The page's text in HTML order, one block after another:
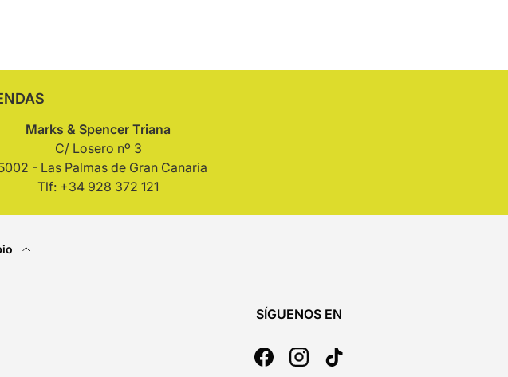
Marks & Spencer Triana
C/ Losero nº 3
- Las Palmas de Gran Canaria
Tlf: +34 928 372 121
SÍGUENOS EN
FacebookInstagramTikTok